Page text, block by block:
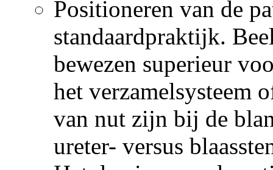
Positioneren van de
standaardpraktijk.
bewezen superieur
het verzamelsysteem
van nut zijn bij de
ureter- versus